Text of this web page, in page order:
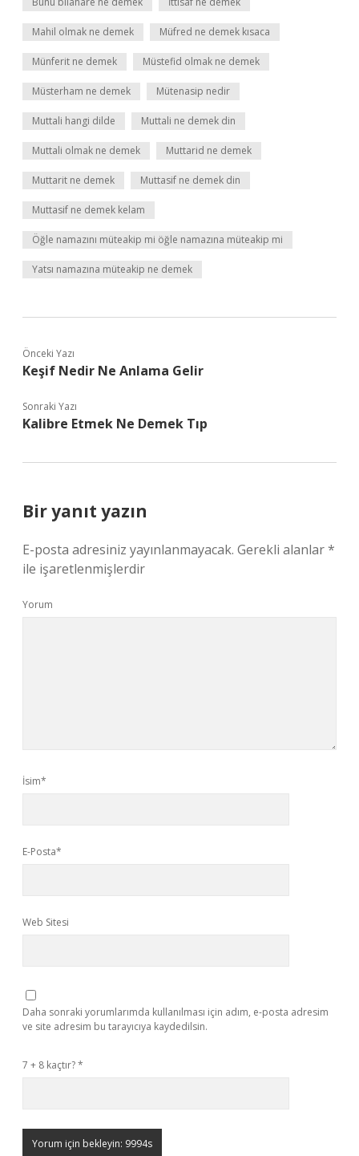
Mahil olmak ne demek Müfred ne demek kısaca
Münferit ne demek Müstefid olmak ne demek
Müsterham ne demek Mütenasip nedir
Muttali hangi dilde Muttali ne demek din
Muttali olmak ne demek Muttarid ne demek
Muttarit ne demek Muttasif ne demek din
Muttasif ne demek kelam
Öğle namazını müteakip mi öğle namazına müteakip mi
Yatsı namazına müteakip ne demek
Önceki Yazı
Keşif Nedir Ne Anlama Gelir
Sonraki Yazı
Kalibre Etmek Ne Demek Tıp
Bir yanıt yazın
E-posta adresiniz yayınlanmayacak. Gerekli alanlar*
ile işaretlenmişlerdir
Yorum
İsim*
E-Posta*
Web Sitesi
Daha sonraki yorumlarımda kullanılması için adım, e-posta adresim
ve site adresim bu tarayıcıya kaydedilsin.
7 + 8 kaçtır?*